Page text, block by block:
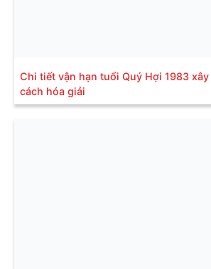
Chi tiết vận hạn tuổi Quý Hợi 1983
cách hóa giải